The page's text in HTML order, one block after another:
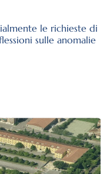
le richieste di
sulle anomalie